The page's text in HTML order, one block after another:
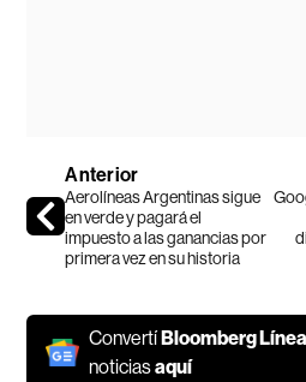
Anterior
Aerolíneas Argentinas sigue
en verde y pagará el
impuesto a las ganancias por
primera vez en su historia
ConvertíBloomberg Línea
noticiasaquí